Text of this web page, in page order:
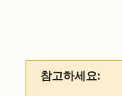
참고하세요: